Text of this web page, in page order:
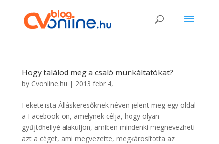
Hogy találod meg a csaló munkáltatókat?
by Cvonline.hu | 2013 febr 4,
Feketelista Álláskeresőknek néven jelent meg egy oldal
a Facebook-on, amelynek célja, hogy olyan
gyűjtőhellyé alakuljon, amiben mindenki megnevezheti
azt a céget, ami megvezette, megkárosította az